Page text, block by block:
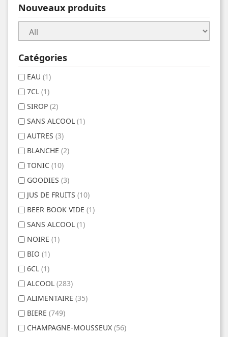
Nouveaux produits
Catégories
EAU (1)
7CL (1)
SIROP (2)
SANS ALCOOL (1)
AUTRES (3)
BLANCHE (2)
TONIC (10)
GOODIES (3)
JUS DE FRUITS (10)
BEER BOOK VIDE (1)
SANS ALCOOL (1)
NOIRE (1)
BIO (1)
6CL (1)
ALCOOL (283)
ALIMENTAIRE (35)
BIERE (749)
CHAMPAGNE-MOUSSEUX (56)